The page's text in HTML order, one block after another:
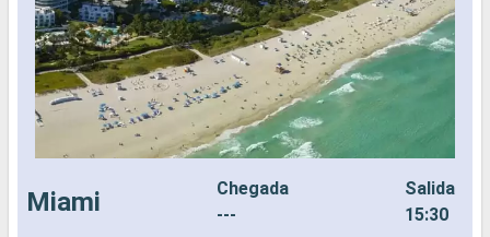
Miami
Chegada
---
Salida
15:30